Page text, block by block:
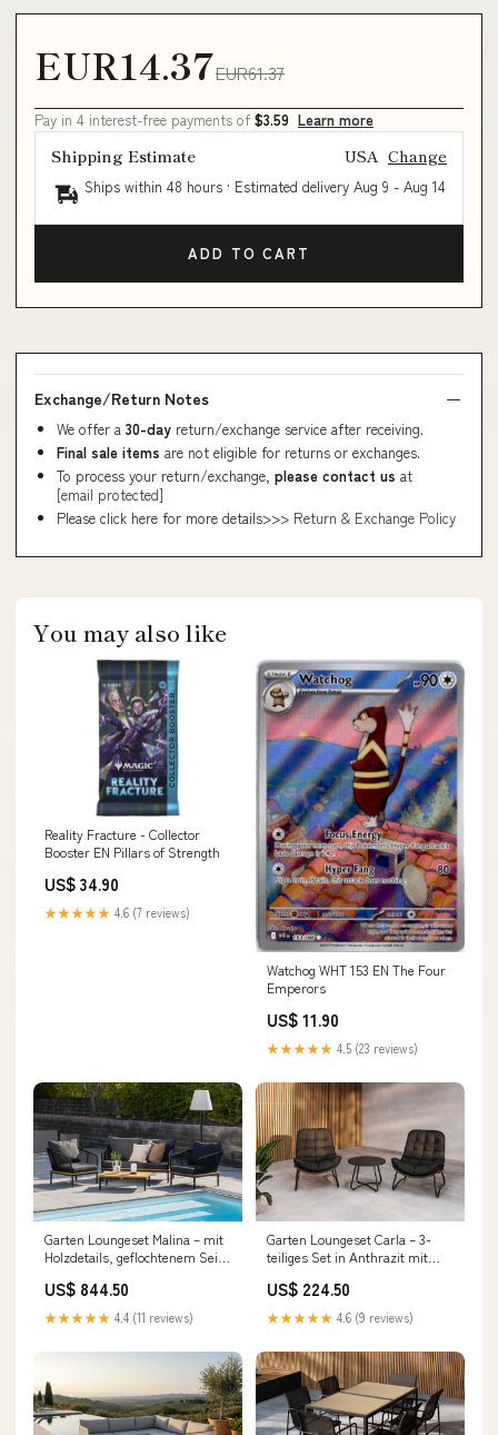
EUR14.37EUR61.37
Pay in 4 interest-free payments of $3.59 Learn more
Shipping Estimate USA Change
Ships within 48 hours · Estimated delivery Aug 9 - Aug 14
ADD TO CART
Exchange/Return Notes
We offer a 30-day return/exchange service after receiving.
Final sale items are not eligible for returns or exchanges.
To process your return/exchange, please contact us at
[email protected]
Please click here for more details>>> Return & Exchange Policy
You may also like
Reality Fracture - Collector
Booster EN Pillars of Strength
US$ 34.90
★★★★★ 4.6 (7 reviews)
Watchog WHT 153 EN The Four
Emperors
US$ 11.90
★★★★★ 4.5 (23 reviews)
Garten Loungeset Malina – mit
Holzdetails, geflochtenem Seil
US$ 844.50
★★★★★ 4.4 (11 reviews)
Garten Loungeset Carla – 3-
teiliges Set in Anthrazit mit
Style:Anthracite
US$ 224.50
★★★★★ 4.6 (9 reviews)